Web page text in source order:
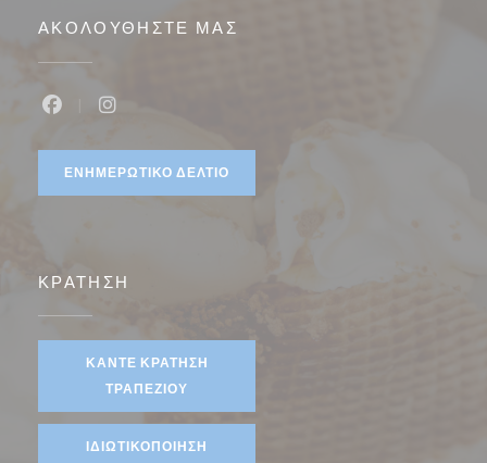
ΑΚΟΛΟΥΘΉΣΤΕ ΜΑΣ
ΕΝΗΜΕΡΩΤΙΚΌ ΔΕΛΤΊΟ
ΚΡΆΤΗΣΗ
ΚΆΝΤΕ ΚΡΆΤΗΣΗ
ΤΡΑΠΕΖΙΟΎ
ΙΔΙΩΤΙΚΟΠΟΊΗΣΗ